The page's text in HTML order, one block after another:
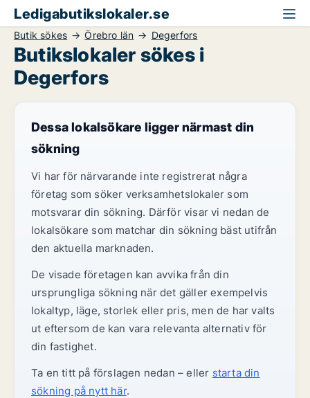
Ledigabutikslokaler.se
Butik sökes Örebro län Degerfors
Butikslokaler sökes i
Degerfors
Dessa lokalsökare ligger närmast din
sökning
Vi har för närvarande inte registrerat några
företag som söker verksamhetslokaler som
motsvarar din sökning. Därför visar vi nedan de
lokalsökare som matchar din sökning bäst utifrån
den aktuella marknaden.
De visade företagen kan avvika från din
ursprungliga sökning när det gäller exempelvis
lokaltyp, läge, storlek eller pris, men de har valts
ut eftersom de kan vara relevanta alternativ för
din fastighet.
Ta en titt på förslagen nedan – eller starta din
sökning på nytt här.